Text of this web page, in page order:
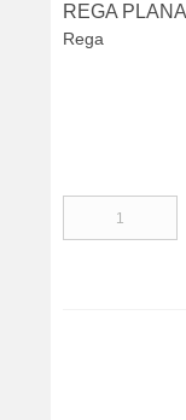
REGA
Rega